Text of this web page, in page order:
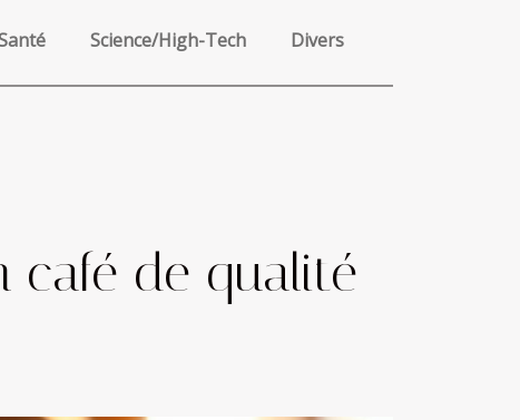
Science/High-Tech Divers
café de qualité